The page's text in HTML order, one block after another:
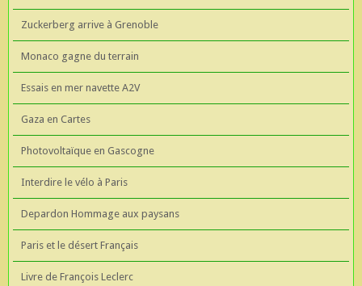
Zuckerberg arrive à Grenoble
Monaco gagne du terrain
Essais en mer navette A2V
Gaza en Cartes
Photovoltaïque en Gascogne
Interdire le vélo à Paris
Depardon Hommage aux paysans
Paris et le désert Français
Livre de François Leclerc